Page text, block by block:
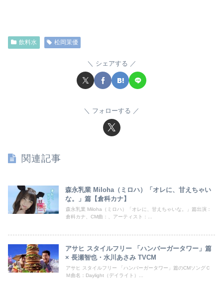
飲料水 松岡茉優
シェアする
フォローする
関連記事
森永乳業 Miloha（ミロハ）「オレに、甘えちゃい
な。」篇【倉科カナ】
森永乳業 Miloha（ミロハ）「オレに、甘えちゃいな。」篇出演：
倉科カナ、CM曲：、アーティスト：...
アサヒ スタイルフリー 「ハンバーガータワー」篇
× 長瀬智也・水川あさみ TVCM
アサヒ スタイルフリー 「ハンバーガータワー」篇のCMソングＣ
Ｍ曲名：Daylight（デイライト）...